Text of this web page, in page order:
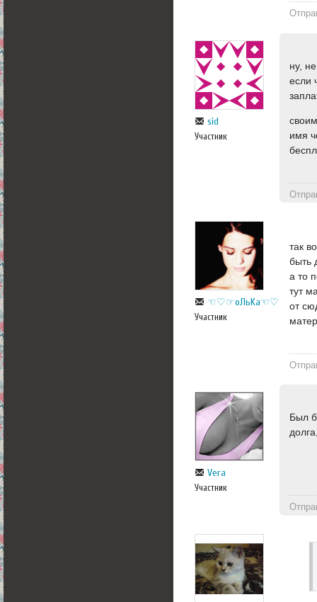
sid
Участник
ну,
если
имя
☜♡☞оЛьKa☜♡☞
Участник
так
быть
а то
тут
от
Vera
Участник
Был